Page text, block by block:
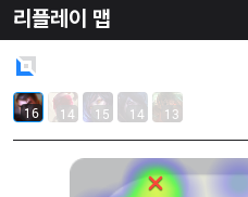
리플레이 맵
16 14 15 14 13